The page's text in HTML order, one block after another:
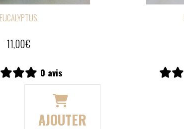
EUCALYPTUS
19,00€
0 avis
AJOUTER